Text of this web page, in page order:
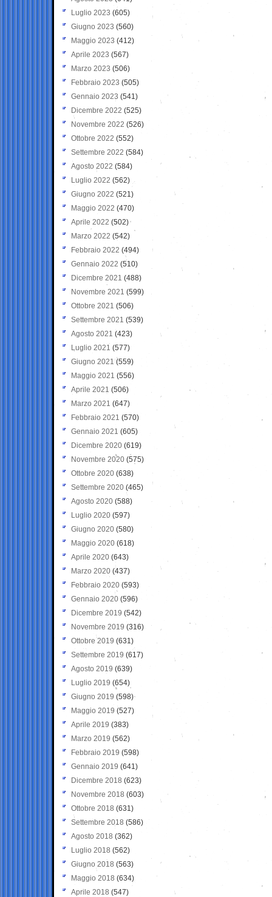
Luglio 2023 (605)
Giugno 2023 (560)
Maggio 2023 (412)
Aprile 2023 (567)
Marzo 2023 (506)
Febbraio 2023 (505)
Gennaio 2023 (541)
Dicembre 2022 (525)
Novembre 2022 (526)
Ottobre 2022 (552)
Settembre 2022 (584)
Agosto 2022 (584)
Luglio 2022 (562)
Giugno 2022 (521)
Maggio 2022 (470)
Aprile 2022 (502)
Marzo 2022 (542)
Febbraio 2022 (494)
Gennaio 2022 (510)
Dicembre 2021 (488)
Novembre 2021 (599)
Ottobre 2021 (506)
Settembre 2021 (539)
Agosto 2021 (423)
Luglio 2021 (577)
Giugno 2021(559)
Maggio 2021 (556)
Aprile 2021 (506)
Marzo 2021 (647)
Febbraio 2021 (570)
Gennaio 2021 (605)
Dicembre 2020 (619)
Novembre 2020 (575)
Ottobre 2020 (638)
Settembre 2020(465)
Agosto 2020 (588)
Luglio 2020 (597)
Giugno 2020 (580)
Maggio 2020 (618)
Aprile 2020 (643)
Marzo 2020 (437)
Febbraio 2020 (593)
Gennaio 2020 (596)
Dicembre 2019 (542)
Novembre 2019 (316)
Ottobre 2019 (631)
Settembre 2019 (617)
Agosto 2019 (639)
Luglio 2019 (654)
Giugno 2019 (598)
Maggio 2019 (527)
Aprile 2019 (383)
Marzo 2019 (562)
Febbraio 2019 (598)
Gennaio 2019 (641)
Dicembre 2018 (623)
Novembre 2018 (603)
Ottobre 2018 (631)
Settembre 2018 (586)
Agosto 2018 (362)
Luglio 2018 (562)
Giugno 2018 (563)
Maggio 2018 (634)
Aprile 2018 (547)